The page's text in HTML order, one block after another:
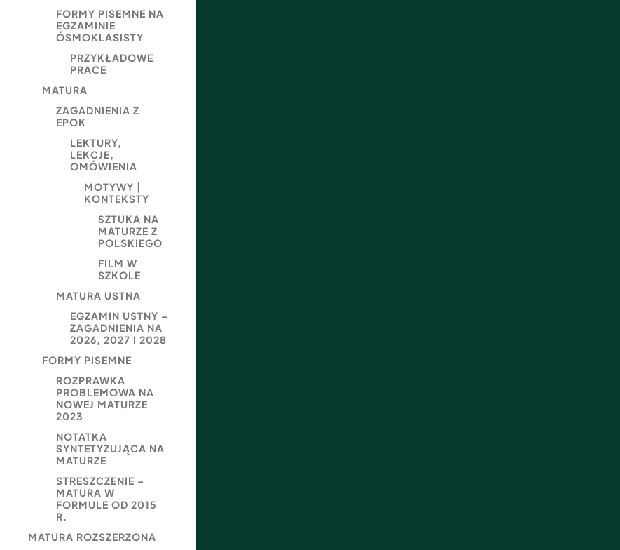
FORMY PISEMNE NA
EGZAMINIE
ÓSMOKLASISTY
PRZYKŁADOWE
PRACE
MATURA
ZAGADNIENIA Z
EPOK
LEKTURY,
LEKCJE,
OMÓWIENIA
MOTYWY |
KONTEKSTY
SZTUKA NA
MATURZE Z
POLSKIEGO
FILM W
SZKOLE
MATURA USTNA
EGZAMIN USTNY –
ZAGADNIENIA NA
2026, 2027 I 2028
FORMY PISEMNE
ROZPRAWKA
PROBLEMOWA NA
NOWEJ MATURZE
2023
NOTATKA
SYNTETYZUJĄCA NA
MATURZE
STRESZCZENIE –
MATURA W
FORMULE OD 2015
R.
MATURA ROZSZERZONA